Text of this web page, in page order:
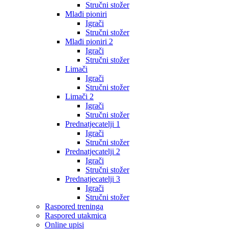
Stručni stožer
Mlađi pioniri
Igrači
Stručni stožer
Mlađi pioniri 2
Igrači
Stručni stožer
Limači
Igrači
Stručni stožer
Limači 2
Igrači
Stručni stožer
Prednatjecatelji 1
Igrači
Stručni stožer
Prednatjecatelji 2
Igrači
Stručni stožer
Prednatjecatelji 3
Igrači
Stručni stožer
Raspored treninga
Raspored utakmica
Online upisi